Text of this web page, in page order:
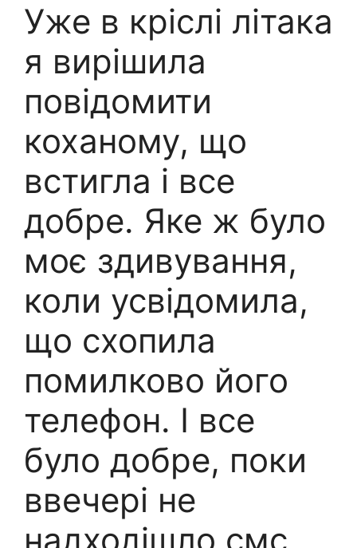
Уже в кріслі літака
я вирішила
повідомити
коханому, що
встигла і все
добре. Яке ж було
моє здивування,
коли усвідомила,
що схопила
помилково його
телефон. І все
було добре, поки
ввечері не
надходішло смс